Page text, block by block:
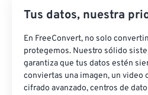
Tus datos, nuestra
En FreeConvert, no solo
protegemos. Nuestro sólido
garantiza que tus datos estén
conviertas una imagen, un video
cifrado avanzado, centros de